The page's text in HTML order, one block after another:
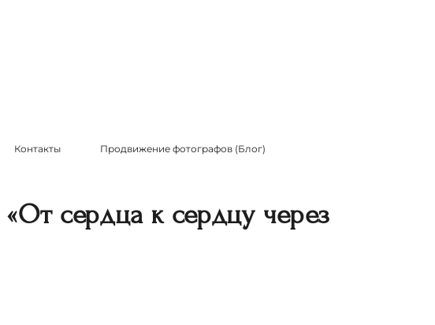
Контакты Продвижение фотографов (Блог)
сердца к сердцу через